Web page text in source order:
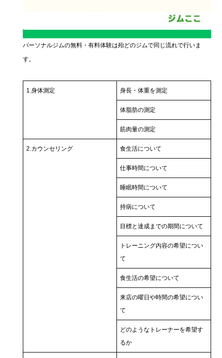
パーソナルジムの無料・有料体験は殆どのジムで同じ流れで行いま
す。
1.身体測定 身長・体重を測定
体脂肪の測定
筋肉量の測定
2.カウンセリング 食生活について
仕事時間について
睡眠時間について
持病について
目標と達成までの期間について
トレーニング内容の希望につい
て
食生活の希望について
来店の曜日や時間の希望につい
て
どのようなトレーナーを希望す
るか